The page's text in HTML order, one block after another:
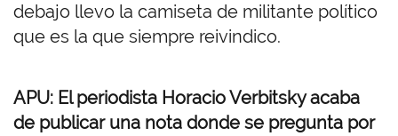
debajo llevo la camiseta de militante político
que es la que siempre reivindico.
APU: El periodista Horacio Verbitsky acaba
de publicar una nota donde se pregunta por